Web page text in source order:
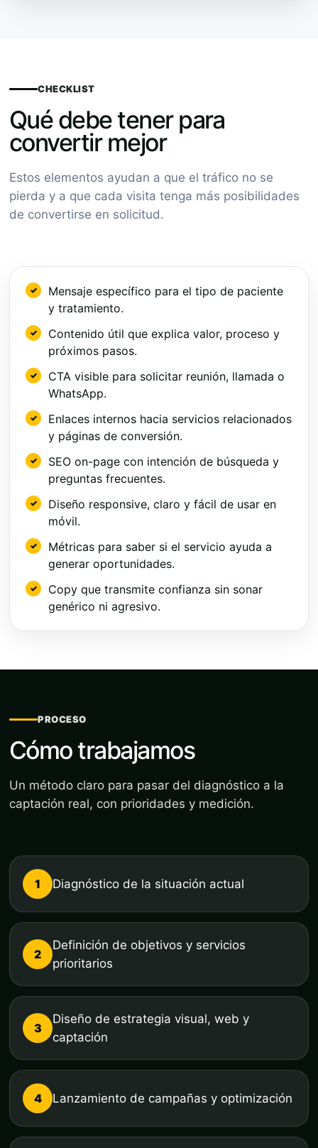
CHECKLIST
Qué debe tener para
convertir mejor
Estos elementos ayudan a que el tráfico no se
pierda y a que cada visita tenga más posibilidades
de convertirse en solicitud.
Mensaje específico para el tipo de paciente
y tratamiento.
Contenido útil que explica valor, proceso y
próximos pasos.
CTA visible para solicitar reunión, llamada o
WhatsApp.
Enlaces internos hacia servicios relacionados
y páginas de conversión.
SEO on-page con intención de búsqueda y
preguntas frecuentes.
Diseño responsive, claro y fácil de usar en
móvil.
Métricas para saber si el servicio ayuda a
generar oportunidades.
Copy que transmite confianza sin sonar
genérico ni agresivo.
PROCESO
Cómo trabajamos
Un método claro para pasar del diagnóstico a la
captación real, con prioridades y medición.
1 Diagnóstico de la situación actual
2
Definición de objetivos y servicios
prioritarios
3
Diseño de estrategia visual, web y
captación
4 Lanzamiento de campañas y optimización